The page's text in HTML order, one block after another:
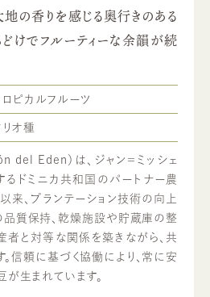
の香りを感じる奥行きのある
けでフルーティーな余韻が続
ロピカルフルーツ
リオ種
del Eden）は、ジャン＝ミッシェ
るドミニカ共和国のパートナー農
来、プランテーション技術の向上
品質保持、乾燥施設や貯蔵庫の整
者と対等な関係を築きながら、共
信頼に基づく協働により、常に安
生まれています。